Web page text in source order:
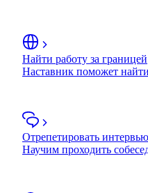
Найти работу за границей
Наставник поможет
Отрепетировать интервью
Научим проходить